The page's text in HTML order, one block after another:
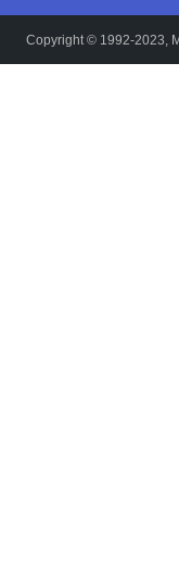
Copyright © 1992-2023,